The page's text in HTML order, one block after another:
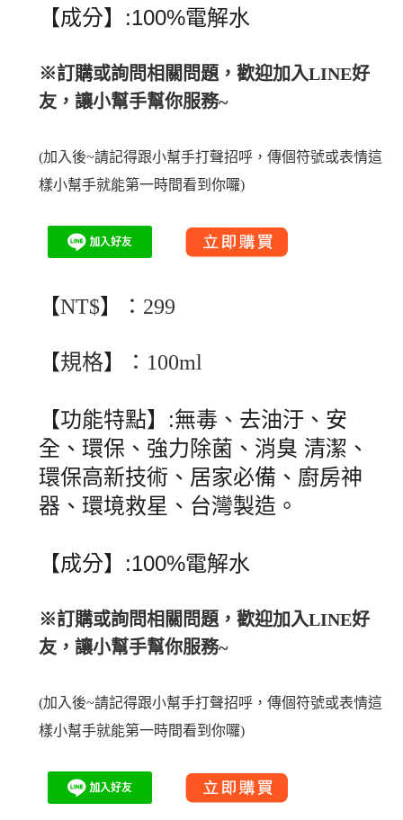
【成分】:100%電解水
※訂購或詢問相關問題，歡迎加入LINE好
友，讓小幫手幫你服務~
(加入後~請記得跟小幫手打聲招呼，傳個符號或表情這
樣小幫手就能第一時間看到你囉)
【NT$】 ：299
【規格】 ：100ml
【功能特點】:無毒、去油汙、安
全、環保、強力除菌、消臭 清潔、
環保高新技術、居家必備、廚房神
器、環境救星、台灣製造。
【成分】:100%電解水
※訂購或詢問相關問題，歡迎加入LINE好
友，讓小幫手幫你服務~
(加入後~請記得跟小幫手打聲招呼，傳個符號或表情這
樣小幫手就能第一時間看到你囉)